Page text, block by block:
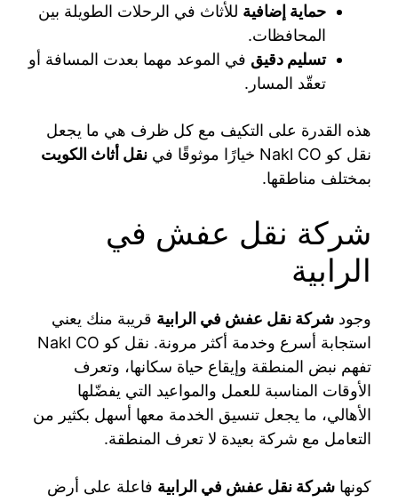
حماية إضافية للأثاث في الرحلات الطويلة بين
المحافظات.
تسليم دقيق في الموعد مهما بعدت المسافة أو
تعقّد المسار.
هذه القدرة على التكيف مع كل ظرف هي ما يجعل
نقل كو Nakl CO خيارًا موثوقًا في
نقل أثاث الكويت
بمختلف مناطقها.
شركة نقل عفش في
الرابية
وجود شركة نقل عفش في الرابية قريبة منك يعني
استجابة أسرع وخدمة أكثر مرونة. نقل كو Nakl CO
تفهم نبض المنطقة وإيقاع حياة سكانها، وتعرف
الأوقات المناسبة للعمل والمواعيد التي يفضّلها
الأهالي، ما يجعل تنسيق الخدمة معها أسهل بكثير من
التعامل مع شركة بعيدة لا تعرف المنطقة.
كونها شركة نقل عفش في الرابية فاعلة على أرض